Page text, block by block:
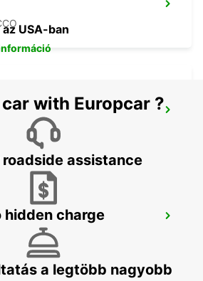
REPÜLOTÉR
- SPAIN
USA-ban
with Europcar ?
assistance
hidden charge
a legtöbb nagyobb